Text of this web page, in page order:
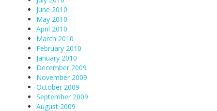
June 2010
May 2010
April 2010
March 2010
February 2010
January 2010
December 2009
November 2009
October 2009
September 2009
August 2009